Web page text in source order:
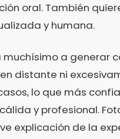
oral. También
y humana.
a generar
distante ni
lo que más
y profesional.
explicación de la